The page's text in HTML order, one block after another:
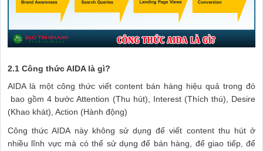
2.1 Công thức AIDA là gì?
AIDA là một công thức viết content bán hàng hiệu quả trong đó
bao gồm 4 bước Attention (Thu hút), Interest (Thích thú), Desire
(Khao khát), Action (Hành động)
Công thức AIDA này không sử dụng để viết content thu hút ở
nhiều lĩnh vực mà có thể sử dụng để bán hàng, để giao tiếp, để